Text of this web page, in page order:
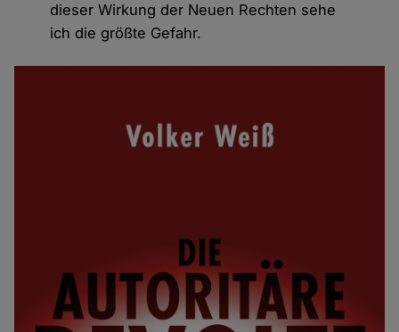
dieser Wirkung der Neuen Rechten sehe
ich die größte Gefahr.